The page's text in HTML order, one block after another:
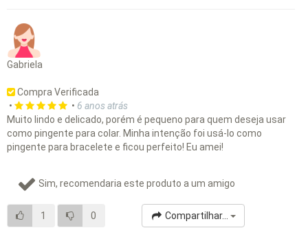
Gabriela
Compra Verificada
•
• 6 anos atrás
Muito lindo e delicado, porém é pequeno para quem deseja usar
como pingente para colar. Minha intenção foi usá-lo como
pingente para bracelete e ficou perfeito! Eu amei!
Sim, recomendaria este produto a um amigo
1 0 Compartilhar...